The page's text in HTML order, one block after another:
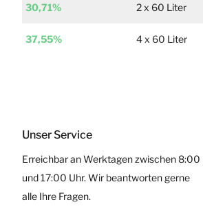
30,71% 2 x 60 Liter
37,55% 4 x 60 Liter
Unser Service
Erreichbar an Werktagen zwischen 8:00
und 17:00 Uhr. Wir beantworten gerne
alle Ihre Fragen.